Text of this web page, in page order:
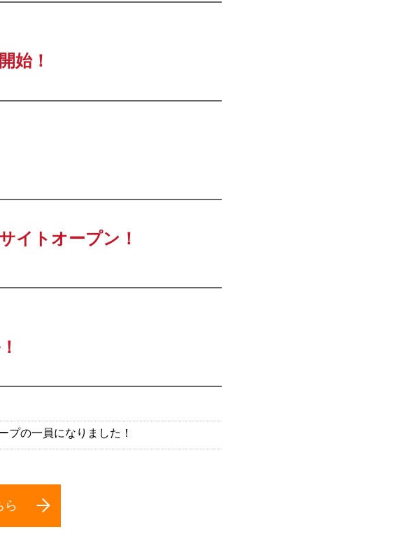
始！
イトオープン！
プの一員になりました！
ら